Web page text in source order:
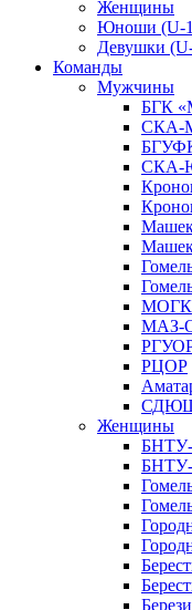
Женщины
Юноши (U-
Девушки
Команды
Мужчины
БГК
СКА-
СКА-
МОГК
МАЗ-
РЦОР
Женщины